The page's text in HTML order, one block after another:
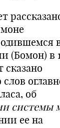
(Бомон) в
сказано
слов
об
системы
ее на